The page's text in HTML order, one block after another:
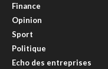
Finance
Opinion
Sport
Politique
Echo des entreprises